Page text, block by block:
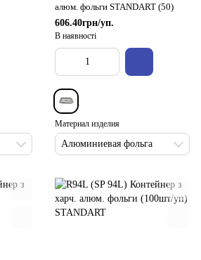
алюм. фольги STANDART (50)
606.40грн/уп.
В наявності
Материал изделия
Алюминиевая фольга